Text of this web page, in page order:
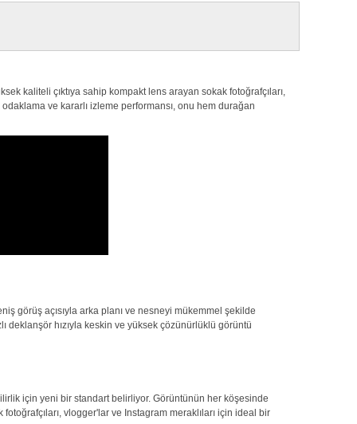
kaliteli çıktıya sahip kompakt lens arayan sokak fotoğrafçıları,
ve kararlı izleme performansı, onu hem durağan
görüş açısıyla arka planı ve nesneyi mükemmel şekilde
deklanşör hızıyla keskin ve yüksek çözünürlüklü görüntü
için yeni bir standart belirliyor. Görüntünün her köşesinde
vlogger'lar ve Instagram meraklıları için ideal bir